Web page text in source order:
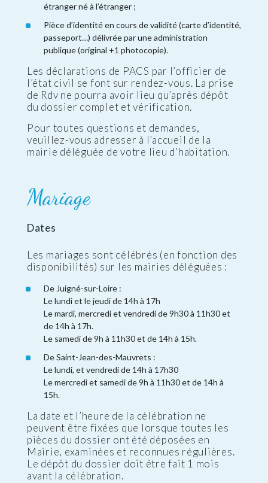
étranger né à l’étranger ;
Pièce d’identité en cours de validité (carte d’identité,
passeport…) délivrée par une administration
publique (original +1 photocopie).
Les déclarations de PACS par l’officier de
l’état civil se font sur rendez-vous. La prise
de Rdv ne pourra avoir lieu qu’après dépôt
du dossier complet et vérification.
Pour toutes questions et demandes,
veuillez-vous adresser à l’accueil de la
mairie déléguée de votre lieu d’habitation.
Mariage
Dates
Les mariages sont célébrés (en fonction des
disponibilités) sur les mairies déléguées :
De Juigné-sur-Loire :
Le lundi et le jeudi de 14h à 17h
Le mardi, mercredi et vendredi de 9h30 à 11h30 et
de 14h à 17h.
Le samedi de 9h à 11h30 et de 14h à 15h.
De Saint-Jean-des-Mauvrets :
Le lundi, et vendredi de 14h à 17h30
Le mercredi et samedi de 9h à 11h30 et de 14h à
15h.
La date et l’heure de la célébration ne
peuvent être fixées que lorsque toutes les
pièces du dossier ont été déposées en
Mairie, examinées et reconnues régulières.
Le dépôt du dossier doit être fait 1 mois
avant la célébration.